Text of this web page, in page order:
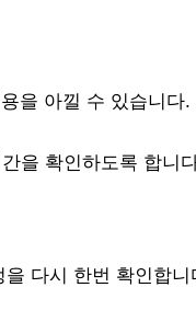
을 아낄 수 있습니
을 확인하도록 합니
다시 한번 확인합